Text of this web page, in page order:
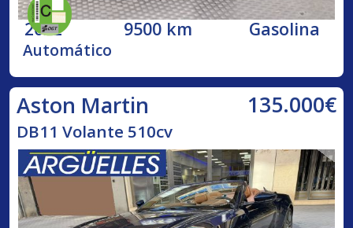
2022 9500 km Gasolina
Automático
Aston Martin 135.000€
DB11 Volante 510cv